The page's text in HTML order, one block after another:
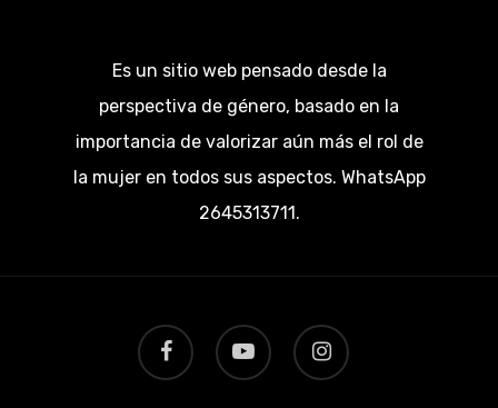
Es un sitio web pensado desde la
perspectiva de género, basado en la
importancia de valorizar aún más el rol de
la mujer en todos sus aspectos. WhatsApp
2645313711.
facebook youtube instagram